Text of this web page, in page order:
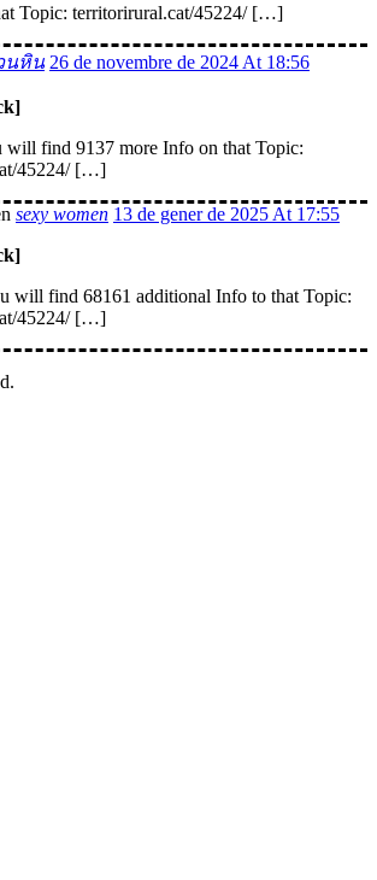
Topic: territorirural.cat/45224/ […]
นหิน 26 de novembre de 2024 At 18:56
find 9137 more Info on that Topic:
45224/ […]
sexy women 13 de gener de 2025 At 17:55
will find 68161 additional Info to that Topic:
45224/ […]